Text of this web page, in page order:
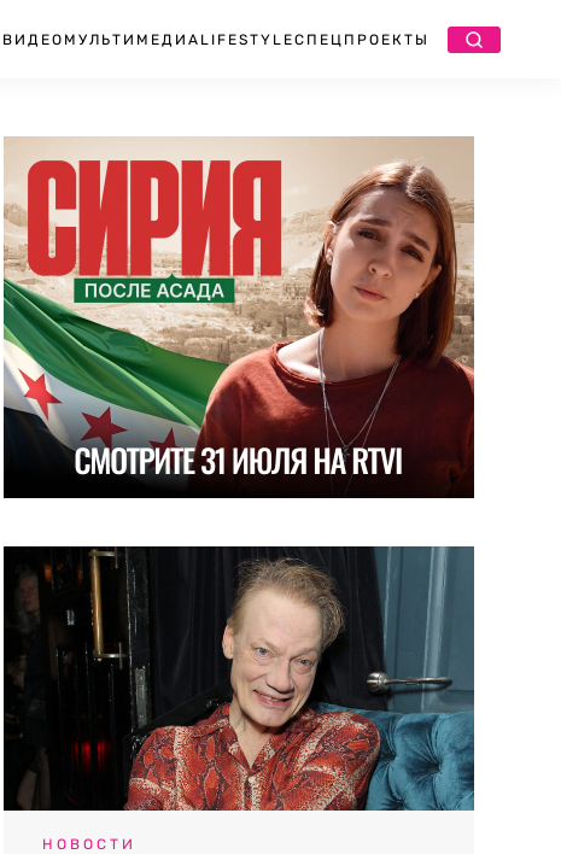
ВИДЕО МУЛЬТИМЕДИА LIFESTYLEСПЕЦПРОЕКТЫ
НОВОСТИ